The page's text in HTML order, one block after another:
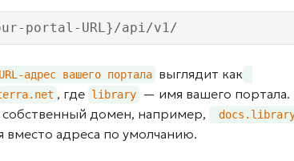
portal-URL}/api/v1/
URL-адрес вашего портала выглядит как
, где library
— имя вашего портала.
собственный домен, например,
вместо адреса по умолчанию.